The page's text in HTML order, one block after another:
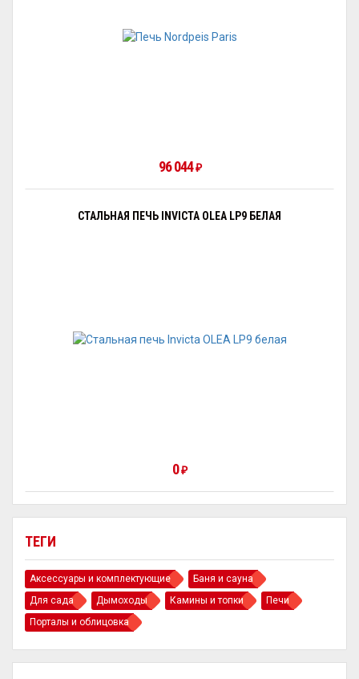
ТЕГИ
Аксессуары и комплектующие
Баня и сауна
Для сада
Дымоходы Камины и топки
Печи
Порталы и облицовка
96 044₽
СТАЛЬНАЯ ПЕЧЬ INVICTA OLEA LP9 БЕЛАЯ
0₽